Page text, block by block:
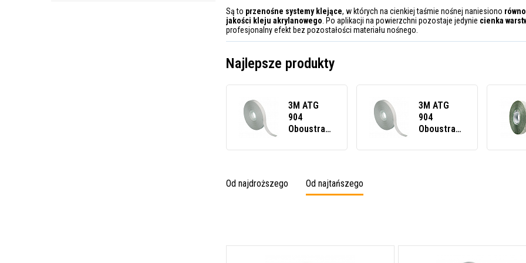
Są to przenośne systemy klejące, w których na cienkiej taśmie nośnej naniesiono
jakości kleju akrylanowego . Po aplikacji na powierzchni pozostaje jedynie cienka
profesjonalny efekt bez pozostałości materiału nośnego.
Najlepsze produkty
3M ATG
904
Oboustranně
páska 6
3M ATG
904
Oboustranně
páska 12
Od najdroższego
Od najtańszego